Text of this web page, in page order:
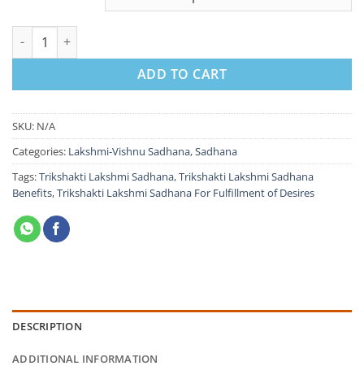
through
Trikshakti Lakshmi Sadhana For Fulfillment of Desires quantity
ADD TO CART
SKU: N/A
Categories: Lakshmi-Vishnu Sadhana,Sadhana
Tags:Trikshakti Lakshmi Sadhana,Trikshakti Lakshmi Sadhana
Benefits,Trikshakti Lakshmi Sadhana For Fulfillment of Desires
DESCRIPTION
ADDITIONAL INFORMATION